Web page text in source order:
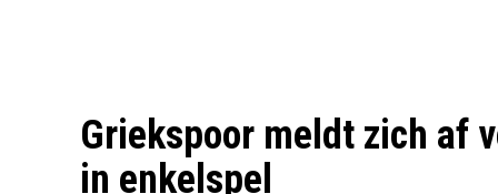
Griekspoor meldt zich af
in enkelspel